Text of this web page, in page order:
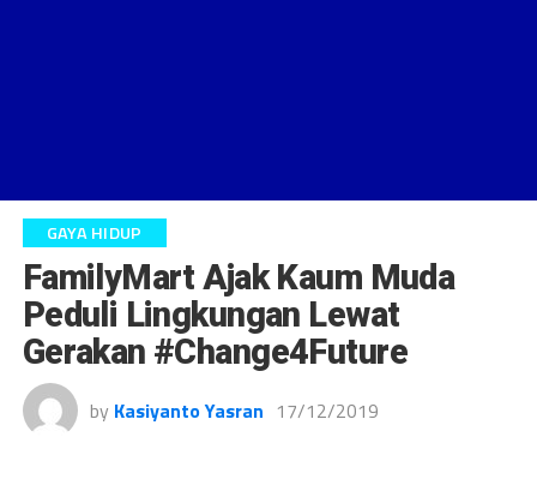
GAYA HIDUP
FamilyMart Ajak Kaum Muda
Peduli Lingkungan Lewat
Gerakan #Change4Future
by Kasiyanto Yasran 17/12/2019